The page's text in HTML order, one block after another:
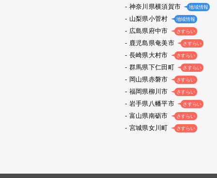
神奈川県横須賀市 地域情報
山梨県小菅村 地域情報
広島県府中市 さすらい
鹿児島県奄美市 さすらい
長崎県大村市 さすらい
群馬県下仁田町 さすらい
岡山県赤磐市 さすらい
福岡県柳川市 さすらい
岩手県八幡平市 さすらい
富山県南砺市 さすらい
宮城県女川町 さすらい